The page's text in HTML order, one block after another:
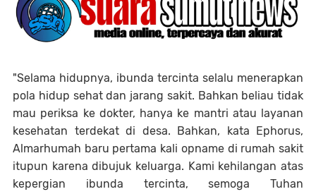
"Selama hidupnya, ibunda tercinta selalu menerapkan
pola hidup sehat dan jarang sakit. Bahkan beliau tidak
mau periksa ke dokter, hanya ke mantri atau layanan
kesehatan terdekat di desa. Bahkan, kata Ephorus,
Almarhumah baru pertama kali opname di rumah sakit
itupun karena dibujuk keluarga. Kami kehilangan atas
kepergian ibunda tercinta, semoga Tuhan